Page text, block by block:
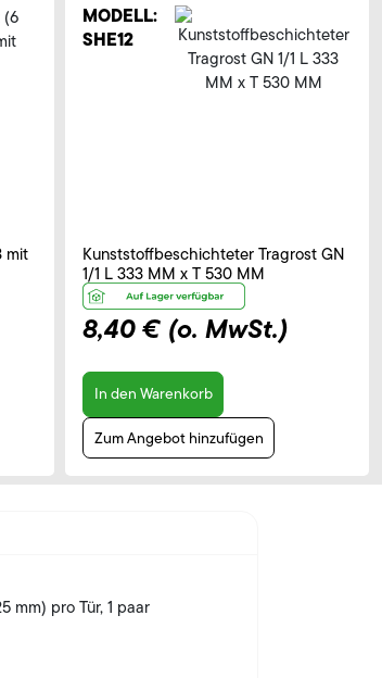
mit
MODELL:
SHE12
Kunststoffbeschichteter Tragrost GN
1/1 L 333 MM x T 530 MM
8,40 € (o. MwSt.)
In den Warenkorb
Zum Angebot hinzufügen
mm) pro Tür, 1 paar